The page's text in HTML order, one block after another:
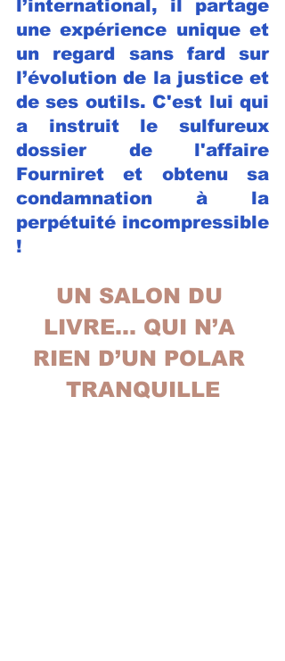
l’international, il partage
une expérience unique et
un regard sans fard sur
l’évolution de la justice et
de ses outils. C'est lui qui
a instruit le sulfureux
dossier de l'affaire
Fourniret et obtenu sa
condamnation à la
perpétuité incompressible
!
UN SALON DU
LIVRE... QUI N’A
RIEN D’UN POLAR
TRANQUILLE